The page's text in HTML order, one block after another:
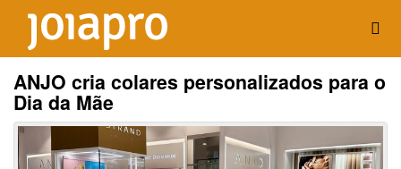
ANJO cria colares personalizados para o
Dia da Mãe